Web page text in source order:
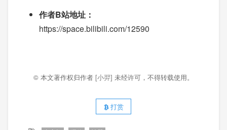
作者B站地址：
https://space.bilibili.com/12590
© 本文著作权归作者 [小羿] 未经许可，不得转载使用。
打赏